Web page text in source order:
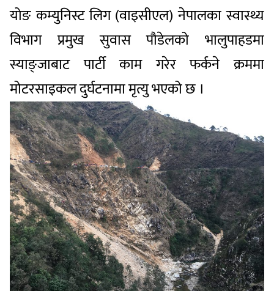
योङ कम्युनिस्ट लिग (वाइसीएल) नेपालका स्वास्थ्य
विभाग प्रमुख सुवास पौडेलको भालुपाहडमा
स्याङ्जाबाट पार्टी काम गरेर फर्कने क्रममा
मोटरसाइकल दुर्घटनामा मृत्यु भएको छ ।